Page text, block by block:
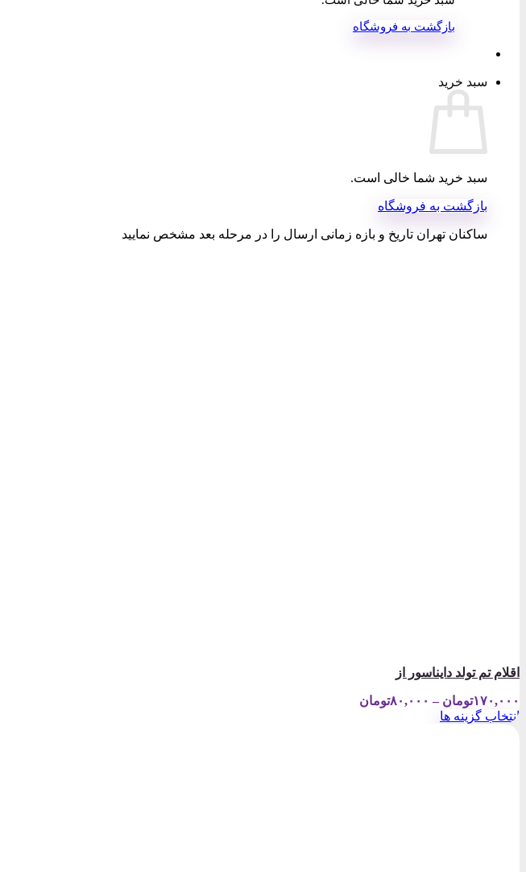
بازگشت به فروشگاه
سبد خرید
سبد خرید شما خالی است.
بازگشت به فروشگاه
ساکنان تهران تاریخ و بازه زمانی ارسال را در مرحله بعد مشخص نمایید
اقلام تم تولد دایناسور از
۱۷۰,۰۰۰تومان – ۸۰,۰۰۰تومان
انتخاب گزینه ها